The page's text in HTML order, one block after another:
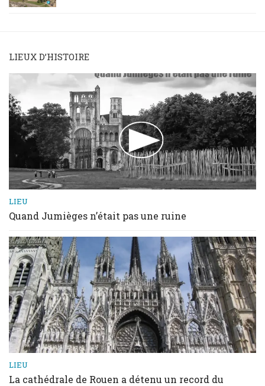
LIEUX D’HISTOIRE
LIEU
Quand Jumièges n’était pas une ruine
LIEU
La cathédrale de Rouen a détenu un record du